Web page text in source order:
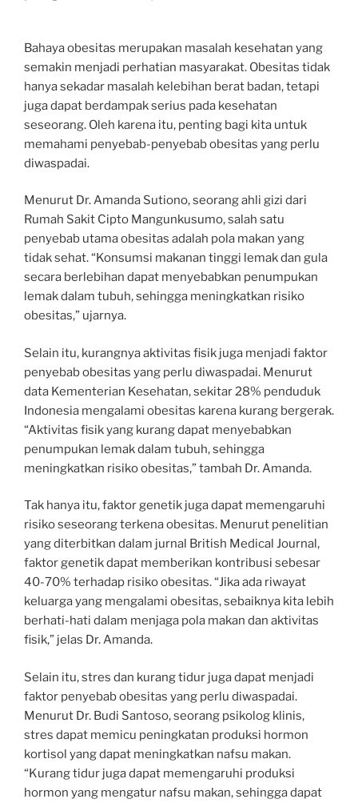
Bahaya obesitas merupakan masalah kesehatan yang
semakin menjadi perhatian masyarakat. Obesitas tidak
hanya sekadar masalah kelebihan berat badan, tetapi
juga dapat berdampak serius pada kesehatan
seseorang. Oleh karena itu, penting bagi kita untuk
memahami penyebab-penyebab obesitas yang perlu
diwaspadai.
Menurut Dr. Amanda Sutiono, seorang ahli gizi dari
Rumah Sakit Cipto Mangunkusumo, salah satu
penyebab utama obesitas adalah pola makan yang
tidak sehat. “Konsumsi makanan tinggi lemak dan gula
secara berlebihan dapat menyebabkan penumpukan
lemak dalam tubuh, sehingga meningkatkan risiko
obesitas,” ujarnya.
Selain itu, kurangnya aktivitas fisik juga menjadi faktor
penyebab obesitas yang perlu diwaspadai. Menurut
data Kementerian Kesehatan, sekitar 28% penduduk
Indonesia mengalami obesitas karena kurang bergerak.
“Aktivitas fisik yang kurang dapat menyebabkan
penumpukan lemak dalam tubuh, sehingga
meningkatkan risiko obesitas,” tambah Dr. Amanda.
Tak hanya itu, faktor genetik juga dapat memengaruhi
risiko seseorang terkena obesitas. Menurut penelitian
yang diterbitkan dalam jurnal British Medical Journal,
faktor genetik dapat memberikan kontribusi sebesar
40-70% terhadap risiko obesitas. “Jika ada riwayat
keluarga yang mengalami obesitas, sebaiknya kita lebih
berhati-hati dalam menjaga pola makan dan aktivitas
fisik,” jelas Dr. Amanda.
Selain itu, stres dan kurang tidur juga dapat menjadi
faktor penyebab obesitas yang perlu diwaspadai.
Menurut Dr. Budi Santoso, seorang psikolog klinis,
stres dapat memicu peningkatan produksi hormon
kortisol yang dapat meningkatkan nafsu makan.
“Kurang tidur juga dapat memengaruhi produksi
hormon yang mengatur nafsu makan, sehingga dapat